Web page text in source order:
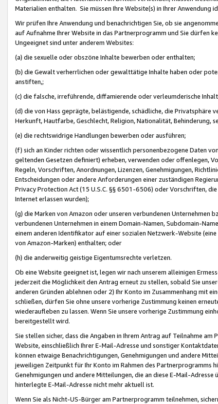
Materialien enthalten. Sie müssen Ihre Website(s) in Ihrer Anwendung
Wir prüfen Ihre Anwendung und benachrichtigen Sie, ob sie
auf Aufnahme Ihrer Website in das Partnerprogramm und Sie dürfen
Ungeeignet sind unter anderem Websites:
(a) die sexuelle oder obszöne Inhalte bewerben oder enthalten;
(b) die Gewalt verherrlichen oder gewalttätige Inhalte haben oder
anstiften,;
(c) die falsche, irreführende, diffamierende oder verleumderische
(d) die von Hass geprägte, belästigende, schädliche, die Privatsphäre
Herkunft, Hautfarbe, Geschlecht, Religion, Nationalität, Behinderung,
(e) die rechtswidrige Handlungen bewerben oder ausführen;
(f) sich an Kinder richten oder wissentlich personenbezogene Daten
geltenden Gesetzen definiert) erheben, verwenden oder offenlegen,
Regeln, Vorschriften, Anordnungen, Lizenzen, Genehmigungen,
Entscheidungen oder andere Anforderungen einer zuständigen
Privacy Protection Act (15 U.S.C. §§ 6501-6506) oder Vorschriften,
Internet erlassen wurden);
(g) die Marken von Amazon oder unseren verbundenen Unternehmen
verbundenen Unternehmen in einem Domain-Namen, Subdomain-
einem anderen Identifikator auf einer sozialen Netzwerk-Website
von Amazon-Marken) enthalten; oder
(h) die anderweitig geistige Eigentumsrechte verletzen.
Ob eine Website geeignet ist, legen wir nach unserem alleinigen
jederzeit die Möglichkeit den Antrag erneut zu stellen, sobald Sie
anderen Gründen ablehnen oder 2) Ihr Konto im Zusammenhang mit
schließen, dürfen Sie ohne unsere vorherige Zustimmung keinen
wiederaufleben zu lassen. Wenn Sie unsere vorherige Zustimmung
bereitgestellt wird.
Sie stellen sicher, dass die Angaben in Ihrem Antrag auf Teilnahme
Website, einschließlich Ihrer E-Mail-Adresse und sonstiger
können etwaige Benachrichtigungen, Genehmigungen und andere
jeweiligen Zeitpunkt für Ihr Konto im Rahmen des Partnerprogramms
Genehmigungen und andere Mitteilungen, die an diese E-Mail-
hinterlegte E-Mail-Adresse nicht mehr aktuell ist.
Wenn Sie als Nicht-US-Bürger am Partnerprogramm teilnehmen,